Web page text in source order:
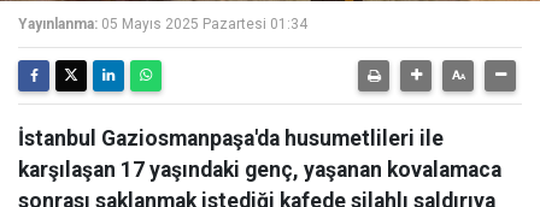
Yayınlanma: 05 Mayıs 2025 Pazartesi 01:34
İstanbul Gaziosmanpaşa'da husumetlileri ile
karşılaşan 17 yaşındaki genç, yaşanan kovalamaca
sonrası saklanmak istediği kafede silahlı saldırıya